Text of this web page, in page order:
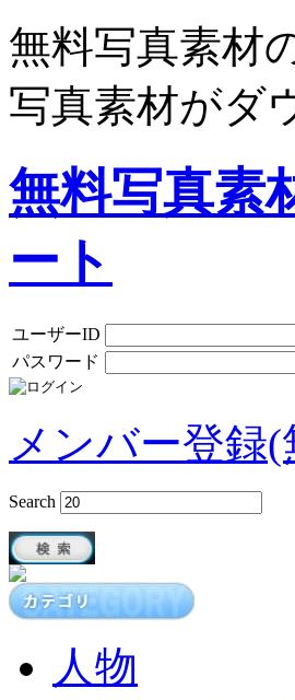
無料写真素材
写真素材がダ
無料写真素
ート
ユーザーID
パスワード
メンバー登録(
Search
人物